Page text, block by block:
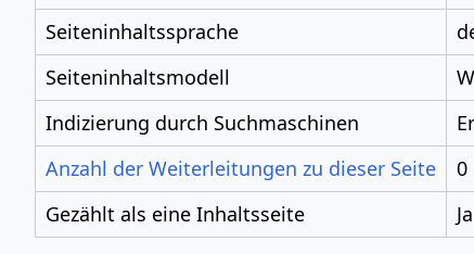
Seiteninhaltssprache
Seiteninhaltsmodell
Indizierung durch Suchmaschinen
Anzahl der Weiterleitungen zu dieser Seite
0
Gezählt als eine Inhaltsseite
Ja